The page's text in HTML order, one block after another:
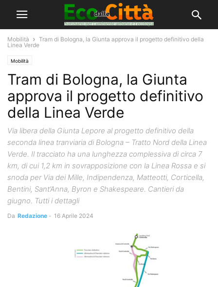
Mobilità
Tram di Bologna, la Giunta approva il progetto definitivo della
Linea Verde
Mobilità
Tram di Bologna, la Giunta
approva il progetto definitivo
della Linea Verde
Via libera della Giunta Lepore al progetto definitivo della
seconda linea tranviaria di Bologna – Tratto Nord della Linea
Verde. Il tracciato ha una lunghezza complessiva di circa 7
km, di cui 1,2 km in sovrapposizione con la Linea Rossa e si
snoda per Via dei Mille, Indipendenza, Matteotti, Corticella,
Bentini, Sant’Anna, Byron e Shakespeare. Cantieri da
giugno. Tutti i dettagli
Da Redazione - 16 Aprile 2024